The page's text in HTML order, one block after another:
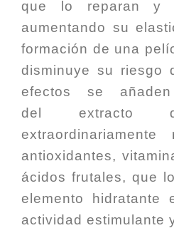
que lo reparan y
aumentando su
formación de una
disminuye su riesgo
efectos se
del extracto
antioxidantes,
ácidos frutales, que
elemento hidratante
actividad estimulante